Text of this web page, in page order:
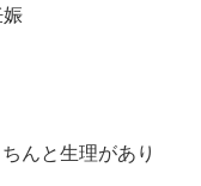
んと生理があり